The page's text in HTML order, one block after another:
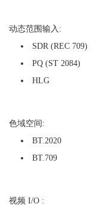
动态范围输入:
SDR (REC 709)
PQ (ST 2084)
HLG
色域空间:
BT.2020
BT.709
视频 I/O :